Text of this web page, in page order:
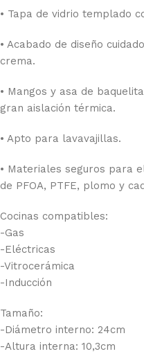
• Tapa de vidrio templado
• Acabado de diseño
crema.
• Mangos y asa de
gran aislación térmica.
• Apto para lavavajillas.
• Materiales seguros para
de PFOA, PTFE, plomo y
Cocinas compatibles:
-Gas
-Eléctricas
-Vitrocerámica
-Inducción
Tamaño:
-Diámetro interno: 24cm
-Altura interna: 10,3cm